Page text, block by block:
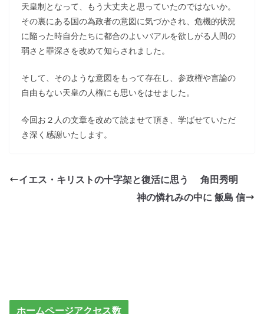
天皇制となって、もう大丈夫と思っていたのではないか。
その裏にある国の為政者の意図に気づかされ、危機的状況
に陥った時自分たちに都合のよいバアルを欲しがる人間の
弱さと罪深さを改めて知らされました。
そして、そのような意図をもって存在し、参政権や言論の
自由もない天皇の人権にも思いをはせました。
今回お２人の文章を改めて読ませて頂き、学ばせていただ
き深く感謝いたします。
イエス・キリストの十字架と復活に思う 角田秀明
神の憐れみの中に 飯島 信
ホームページアクセス数